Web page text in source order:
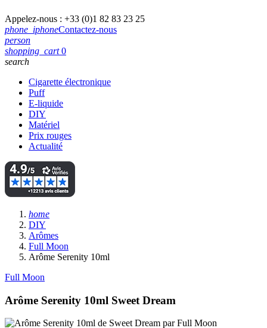
Appelez-nous : +33 (0)1 82 83 23 25
phone_iphoneContactez-nous
person
shopping_cart 0
search
Cigarette électronique
Puff
E-liquide
DIY
Matériel
Prix rouges
Actualité
home
DIY
Arômes
Full Moon
Arôme Serenity 10ml
Full Moon
Arôme Serenity 10ml Sweet Dream